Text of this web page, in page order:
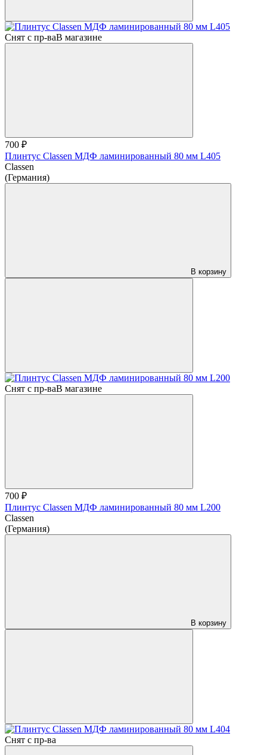
Снят с пр-ваВ магазине
700 ₽
Плинтус Classen МДФ ламинированный 80 мм L405
Classen
(Германия)
В корзину
Снят с пр-ваВ магазине
700 ₽
Плинтус Classen МДФ ламинированный 80 мм L200
Classen
(Германия)
В корзину
Снят с пр-ва